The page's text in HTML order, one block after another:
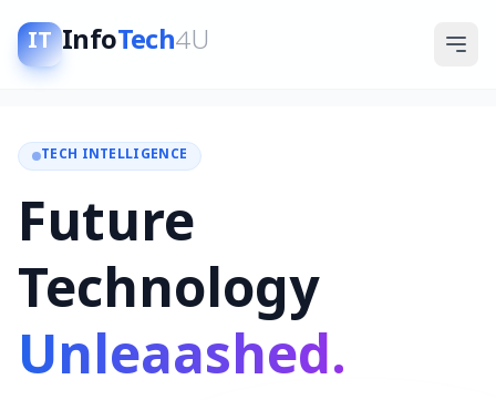
IT InfoTech4U
TECH INTELLIGENCE
Future
Technology
Unleaashed.